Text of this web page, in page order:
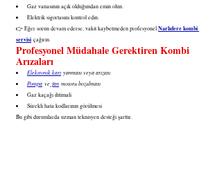
Gaz vanasının açık olduğundan emin olun.
Elektrik sigortasını kontrol edin.
👉 Eğer sorun devam ederse, vakit kaybetmeden profesyonel Narlıdere kombi
servisi çağırın.
Profesyonel Müdahale Gerektiren Kombi
Arızaları
Elektronik kart yanması veya arızası
Pompa ve fan motoru bozulması
Gaz kaçağı ihtimali
Sürekli hata kodlarının görülmesi
Bu gibi durumlarda uzman teknisyen desteği şarttır.